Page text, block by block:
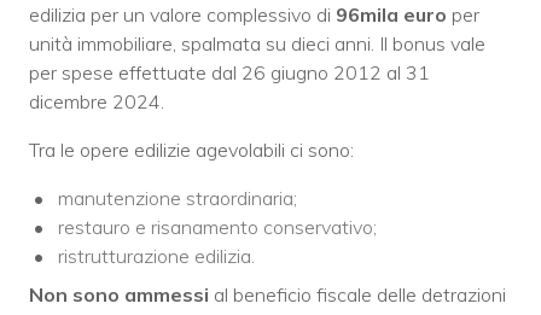
edilizia per un valore complessivo di 96mila euro per
unità immobiliare, spalmata su dieci anni. Il bonus vale
per spese effettuate dal 26 giugno 2012 al 31
dicembre 2024.
Tra le opere edilizie agevolabili ci sono:
manutenzione straordinaria;
restauro e risanamento conservativo;
ristrutturazione edilizia.
Non sono ammessi al beneficio fiscale delle detrazioni